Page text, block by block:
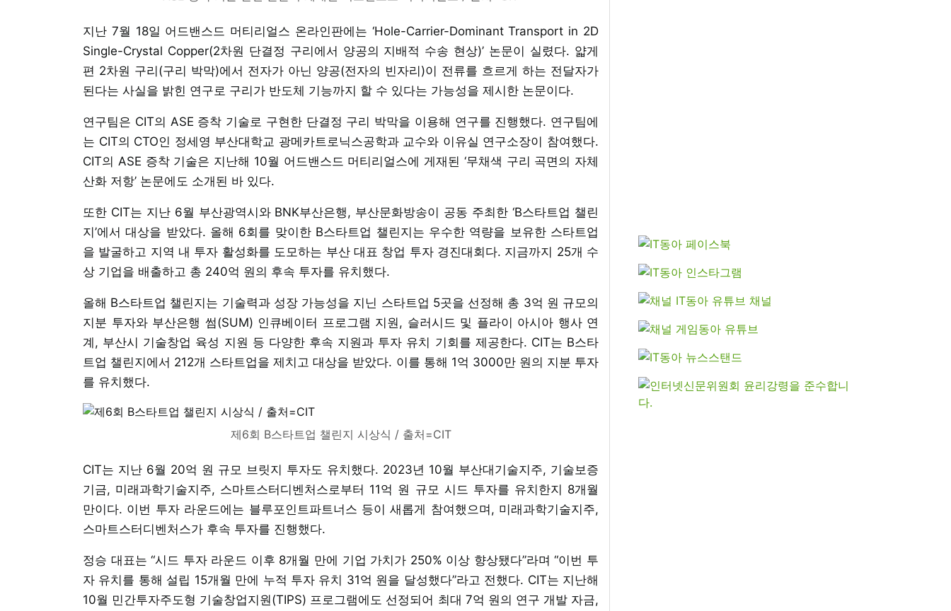
지난 7월 18일 어드밴스드 머티리얼스 온라인판에는 ‘Hole-Carrier-Dominant Transport in 2D
Single-Crystal Copper(2차원 단결정 구리에서 양공의 지배적 수송 현상)’ 논문이 실렸다. 얇게
편 2차원 구리(구리 박막)에서 전자가 아닌 양공(전자의 빈자리)이 전류를 흐르게 하는 전달자가
된다는 사실을 밝힌 연구로 구리가 반도체 기능까지 할 수 있다는 가능성을 제시한 논문이다.
연구팀은 CIT의 ASE 증착 기술로 구현한 단결정 구리 박막을 이용해 연구를 진행했다. 연구팀에
는 CIT의 CTO인 정세영 부산대학교 광메카트로닉스공학과 교수와 이유실 연구소장이 참여했다.
CIT의 ASE 증착 기술은 지난해 10월 어드밴스드 머티리얼스에 게재된 ‘무채색 구리 곡면의 자체
산화 저항’ 논문에도 소개된 바 있다.
또한 CIT는 지난 6월 부산광역시와 BNK부산은행, 부산문화방송이 공동 주최한 ‘B스타트업 챌린
지’에서 대상을 받았다. 올해 6회를 맞이한 B스타트업 챌린지는 우수한 역량을 보유한 스타트업
을 발굴하고 지역 내 투자 활성화를 도모하는 부산 대표 창업 투자 경진대회다. 지금까지 25개 수
상 기업을 배출하고 총 240억 원의 후속 투자를 유치했다.
올해 B스타트업 챌린지는 기술력과 성장 가능성을 지닌 스타트업 5곳을 선정해 총 3억 원 규모의
지분 투자와 부산은행 썸(SUM) 인큐베이터 프로그램 지원, 슬러시드 및 플라이 아시아 행사 연
계, 부산시 기술창업 육성 지원 등 다양한 후속 지원과 투자 유치 기회를 제공한다. CIT는 B스타
트업 챌린지에서 212개 스타트업을 제치고 대상을 받았다. 이를 통해 1억 3000만 원의 지분 투자
를 유치했다.
제6회 B스타트업 챌린지 시상식 / 출처=CIT
CIT는 지난 6월 20억 원 규모 브릿지 투자도 유치했다. 2023년 10월 부산대기술지주, 기술보증
기금, 미래과학기술지주, 스마트스터디벤처스로부터 11억 원 규모 시드 투자를 유치한지 8개월
만이다. 이번 투자 라운드에는 블루포인트파트너스 등이 새롭게 참여했으며, 미래과학기술지주,
스마트스터디벤처스가 후속 투자를 진행했다.
정승 대표는 “시드 투자 라운드 이후 8개월 만에 기업 가치가 250% 이상 향상됐다”라며 “이번 투
자 유치를 통해 설립 15개월 만에 누적 투자 유치 31억 원을 달성했다”라고 전했다. CIT는 지난해
10월 민간투자주도형 기술창업지원(TIPS) 프로그램에도 선정되어 최대 7억 원의 연구 개발 자금,